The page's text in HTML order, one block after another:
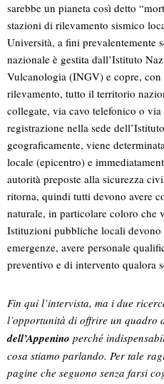
sarebbe un pianeta così detto
stazioni di rilevamento sismico
Università, a fini prevalentemente
nazionale è gestita dall’Istituto
Vulcanologia (INGV) e copre, con
rilevamento, tutto il territorio
collegate, via cavo telefonico o
registrazione nella sede
geograficamente, viene
locale (epicentro) e
autorità preposte alla sicurezza
ritorna, quindi tutti devono avere
naturale, in particolare coloro che
Istituzioni pubbliche locali devono
emergenze, avere personale
preventivo e di intervento qualora
Fin qui l’intervista, ma i due
l’opportunità di offrire un quadro
dell’Appenino perché
cosa stiamo parlando. Per tale
pagine che seguono senza farsi